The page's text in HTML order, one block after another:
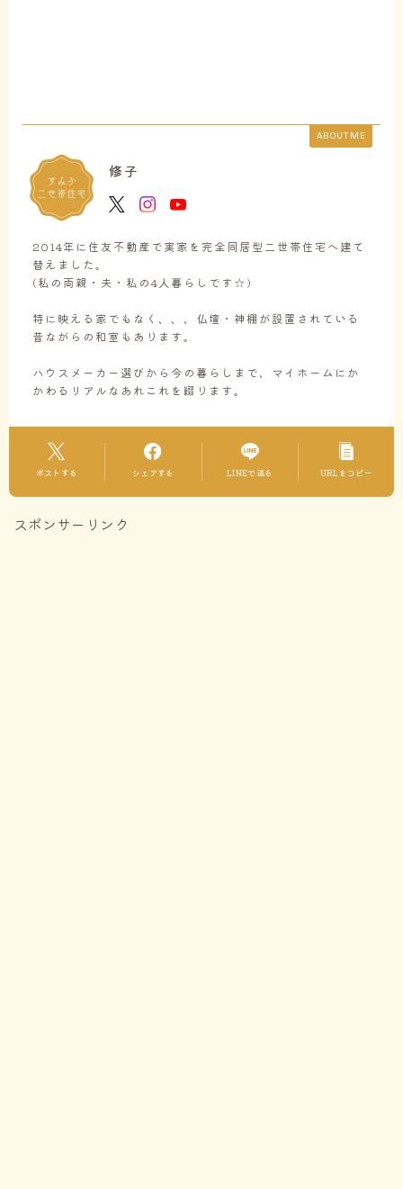
ABOUT ME
修子
2014年に住友不動産で実家を完全同居型二世帯住宅へ建て
替えました。
(私の両親・夫・私の4人暮らしです☆)
特に映える家でもなく、、、仏壇・神棚が設置されている
昔ながらの和室もあります。
ハウスメーカー選びから今の暮らしまで、マイホームにか
かわるリアルなあれこれを綴ります。
ポストする シェアする LINEで送る URLをコピー
スポンサーリンク